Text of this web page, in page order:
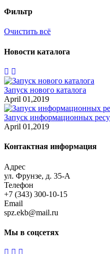
Фильтр
Очистить всё
Новости каталога
Запуск нового каталога
April 01,2019
Запуск информационных
April 01,2019
Контактная информация
Адрес
ул. Фрунзе, д. 35-А
Телефон
+7 (343) 300-10-15
Email
spz.ekb@mail.ru
Мы в соцсетях